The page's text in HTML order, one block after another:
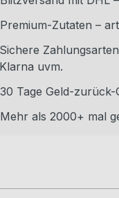
Premium-Zutaten –
Sichere
Klarna uvm.
30 Tage Geld-zurück-
Mehr als 2000+ mal